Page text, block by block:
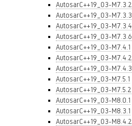
AutosarC++19_03-M7.3.2
AutosarC++19_03-M7.3.3
AutosarC++19_03-M7.3.4
AutosarC++19_03-M7.3.6
AutosarC++19_03-M7.4.1
AutosarC++19_03-M7.4.2
AutosarC++19_03-M7.4.3
AutosarC++19_03-M7.5.1
AutosarC++19_03-M7.5.2
AutosarC++19_03-M8.0.1
AutosarC++19_03-M8.3.1
AutosarC++19_03-M8.4.2